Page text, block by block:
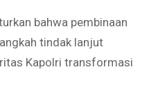
bahwa pembinaan
tindak lanjut
Kapolri transformasi